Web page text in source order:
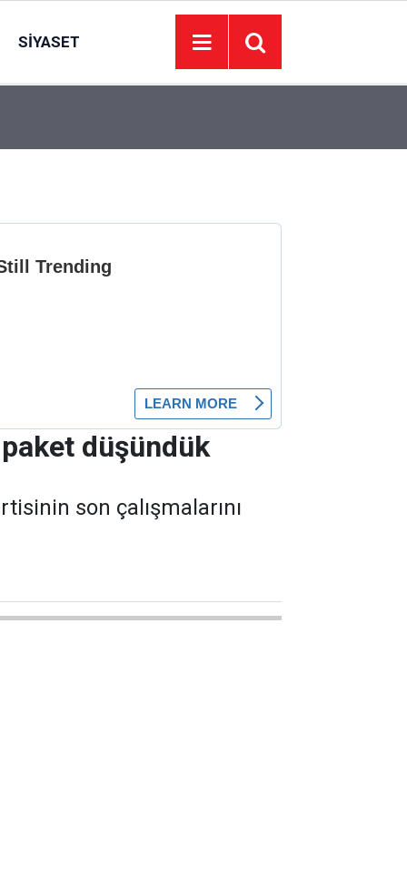
SIYASET
düşündük
son çalışmalarını